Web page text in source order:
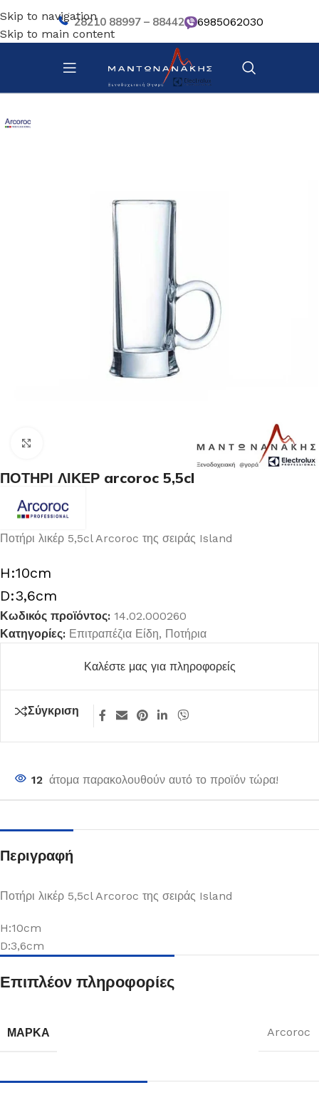
Skip to navigation
Skip to main content
28210 88997 – 88442 6985062030
Αρχική σελίδα/ Επιτραπέζια Είδη/ Ποτήρια
ΠΟΤΗΡΙ ΛΙΚΕΡ arcoroc 5,5cl
Ποτήρι λικέρ 5,5cl Arcoroc της σειράς Island
H:10cm
D:3,6cm
Κωδικός προϊόντος: 14.02.000260
Κατηγορίες: Επιτραπέζια Είδη, Ποτήρια
Καλέστε μας για πληροφορείς
Σύγκριση
12 άτομα παρακολουθούν αυτό το προϊόν τώρα!
Περιγραφή
Ποτήρι λικέρ 5,5cl Arcoroc της σειράς Island
H:10cm
D:3,6cm
Επιπλέον πληροφορίες
ΜΆΡΚΑ Arcoroc